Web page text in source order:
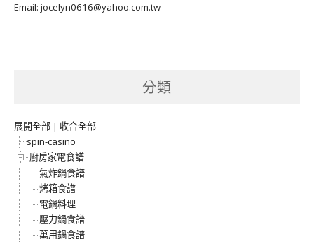
Email: jocelyn0616@yahoo.com.tw
分類
展開全部 | 收合全部
spin-casino
廚房家電食譜
氣炸鍋食譜
烤箱食譜
電鍋料理
壓力鍋食譜
萬用鍋食譜